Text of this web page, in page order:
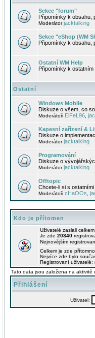
Sekce "forum"
Připomínky k obsahu,
Moderátorjacktalking
Sekce "eShop (WM
Připomínky k obsahu,
Ostatní WM Help
Připomínky k ostatním
Ostatní
Windows Mobile
Diskuze o všem, co
Moderátoři EiFeL96
Kapesní zařízení &
Diskuze o
Moderátorjacktalking
Programování
Diskuze o
Moderátorjacktalking
Offtopic
Chcete-li si s ostatními
Moderátoři cHaOOs
Kdo je přítomen
Uživatelé zaslali celkem
Je zde 20340
Nejnovějším
Celkem je zde přítomno
Nejvíce zde bylo
Registrovaní
Tato data jsou založena na
Přihlášení
Uživatel: